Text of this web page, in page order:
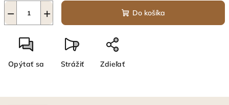
+
− Do košíka
Opýtať sa Strážiť Zdieľať